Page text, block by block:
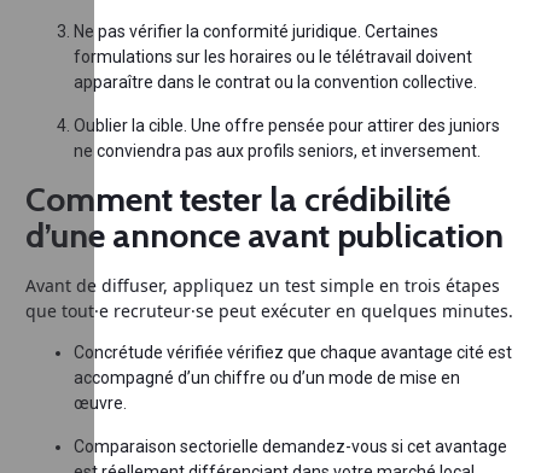
Ne pas vérifier la conformité juridique. Certaines
formulations sur les horaires ou le télétravail doivent
apparaître dans le contrat ou la convention collective.
Oublier la cible. Une offre pensée pour attirer des juniors
ne conviendra pas aux profils seniors, et inversement.
Comment tester la crédibilité
d’une annonce avant publication
Avant de diffuser, appliquez un test simple en trois étapes
que tout·e recruteur·se peut exécuter en quelques minutes.
Concrétude vérifiée vérifiez que chaque avantage cité est
accompagné d’un chiffre ou d’un mode de mise en
œuvre.
Comparaison sectorielle demandez-vous si cet avantage